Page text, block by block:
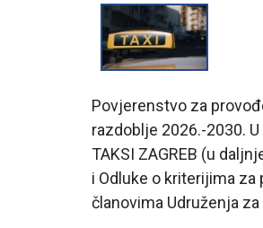
Povjerenstvo za
razdoblje 2026.-2030.
TAKSI ZAGREB (u
i Odluke o kriterijima
članovima Udruženja